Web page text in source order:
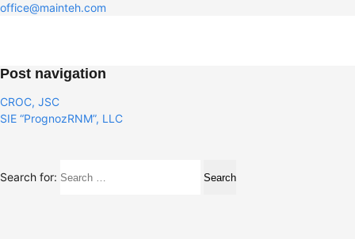
office@mainteh.com
Post navigation
CROC, JSC
SIE “PrognozRNM”, LLC
Search for: